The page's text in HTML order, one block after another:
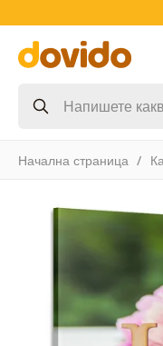
Начална страница